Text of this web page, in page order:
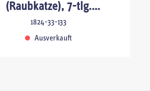
(Raubkatze), 7-tlg.
Schulranzenset
1824-33-133
Ausverkauft